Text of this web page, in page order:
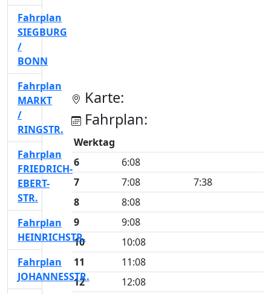
Karte:
Fahrplan:
Werktag
6
6:08
7
7:08
7:38
8
8:08
9
9:08
10
10:08
11
11:08
12
12:08
Fahrplan
SIEGBURG
/
BONN
Fahrplan
MARKT
/
RINGSTR.
Fahrplan
FRIEDRICH-
EBERT-
STR.
Fahrplan
HEINRICHSTR.
Fahrplan
JOHANNESSTR.